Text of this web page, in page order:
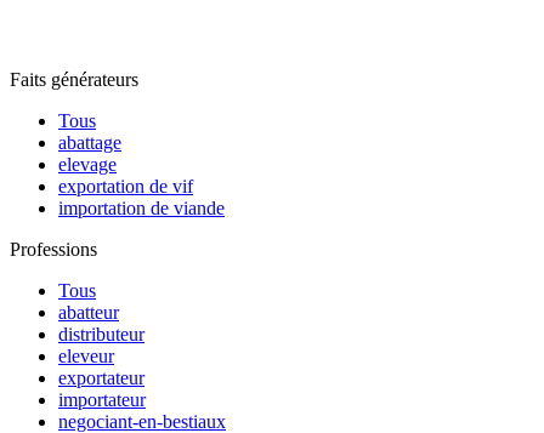
Faits générateurs
Tous
abattage
elevage
exportation de vif
importation de viande
Professions
Tous
abatteur
distributeur
eleveur
exportateur
importateur
negociant-en-bestiaux